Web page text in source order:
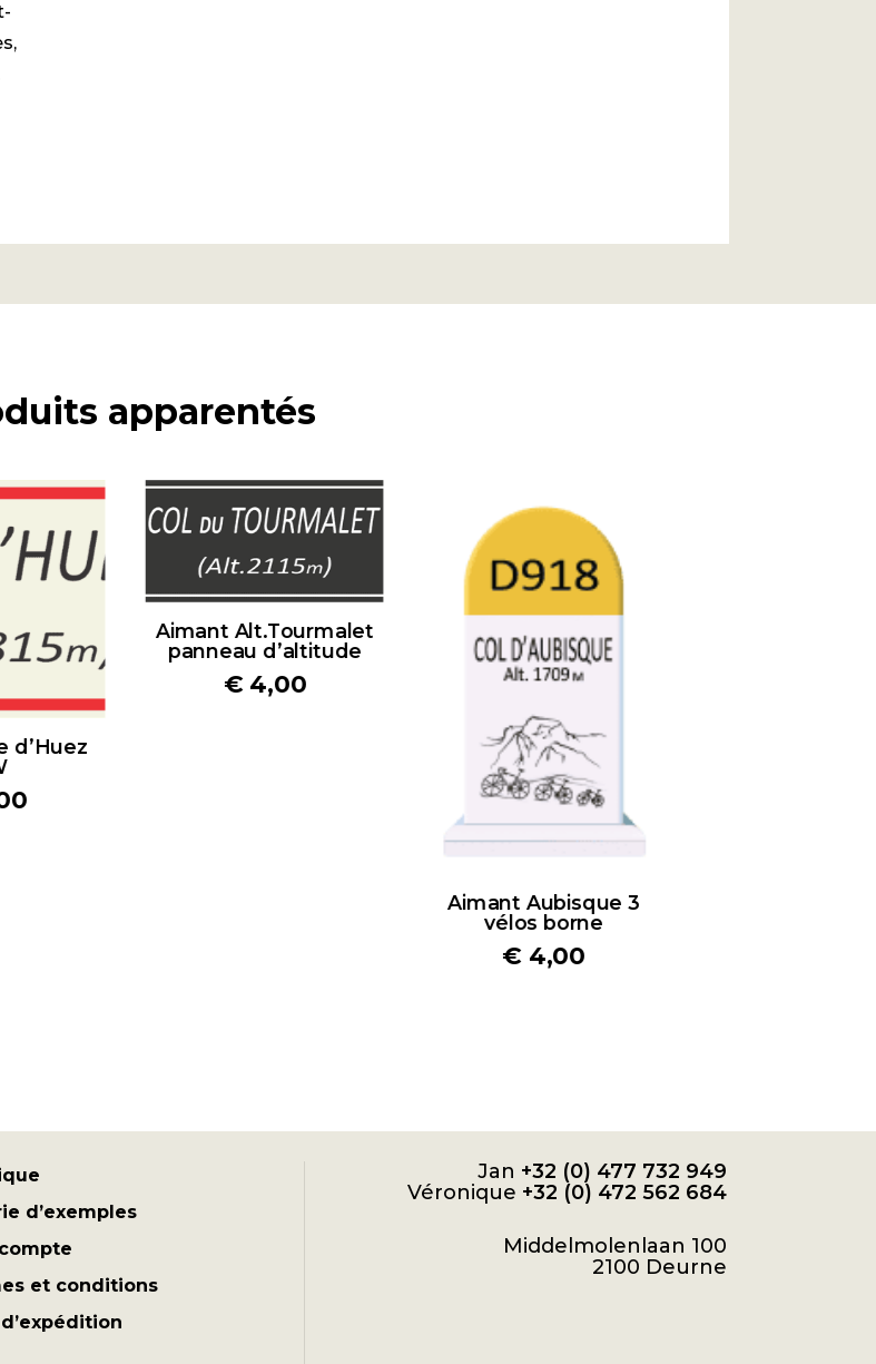
apparentés
d’Huez
Aimant Alt.Tourmalet
panneau d’altitude
€4,00
Aimant Aubisque 3
vélos borne
€ 4,00
d’exemples
compte
et conditions
d’expédition
Jan +32 (0) 477 732 949
Véronique +32 (0) 472 562 684
Middelmolenlaan 100
2100 Deurne